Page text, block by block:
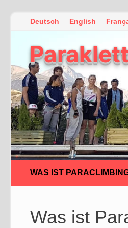
springen
Deutsch English
WAS IST
Was ist